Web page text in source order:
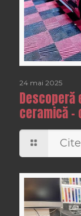
24 mai 2025
ceramică